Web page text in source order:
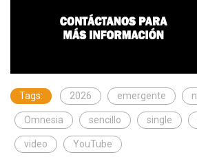
Tags: 2026 emergente
Omnesia sencillo single
video YouTube